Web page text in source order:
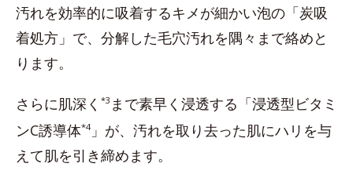
汚れを効率的に吸着するキメが細かい泡の「炭吸
着処方」で、分解した毛穴汚れを隅々まで絡めと
ります。
さらに肌深く *3 まで素早く浸透する「浸透型ビタミ
ンC誘導体*4」が、汚れを取り去った肌にハリを与
えて肌を引き締めます。